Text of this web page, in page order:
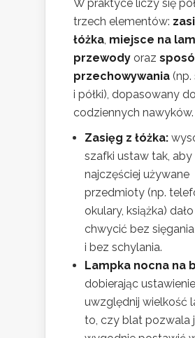
W praktyce liczy się
trzech elementów:
łóżka, miejsce na
przewody oraz
przechowywania
i półki), dopasowany do
codziennych nawyków.
Zasięg z łóżka:
szafki ustaw tak, aby
najczęściej używane
przedmioty (np.
okulary, książka)
chwycić bez sięgania
i bez schylania.
Lampka nocna na
dobierając
uwzględnij wielkość
to, czy blat pozwala